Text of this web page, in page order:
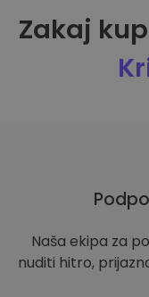
Zakaj
Naša ekipa za
nuditi hitro,